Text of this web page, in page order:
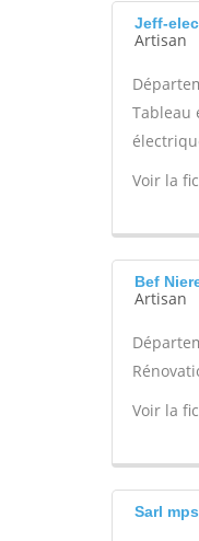
Jeff-
Artisan
Tableau
Voir la
Bef
Artisan
Voir la
Sarl